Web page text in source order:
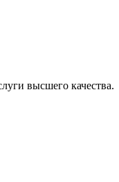
высшего качества.